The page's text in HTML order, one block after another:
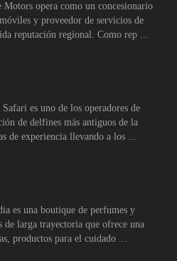
Motors opera como un concesionario
y proveedor de servicios de
reputación regional. Como rep ...
es uno de los operadores de
de delfines más antiguos de la
de experiencia llevando a los ...
es una boutique de perfumes y
de larga trayectoria que ofrece una
productos para el cuidado ...